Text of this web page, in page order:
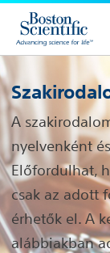
A
nyelvenként
Előfordulhat,
csak az adott
érhetők el. A
alábbiakban